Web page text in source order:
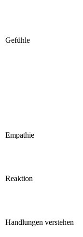
Gefühle
Empathie
Reaktion
Handlungen verstehen